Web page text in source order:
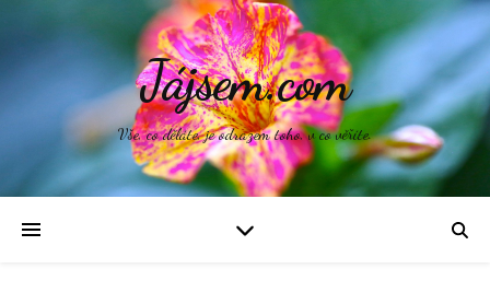
Jájsem.com
Vše, co děláte, je odrazem toho, v co věříte.